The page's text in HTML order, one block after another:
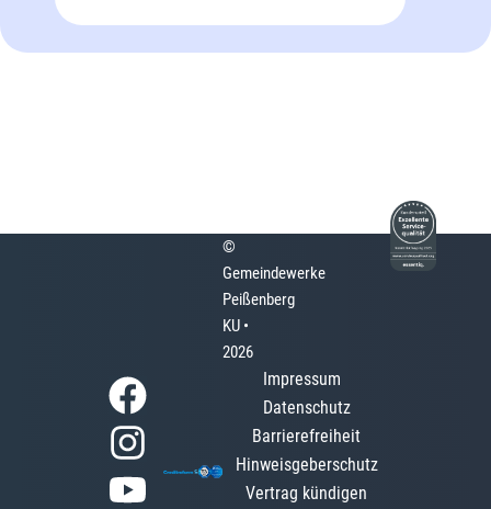
©
Gemeindewerke
Peißenberg
KU •
2026
Impressum
Datenschutz
Barrierefreiheit
Hinweisgeberschutz
Vertrag kündigen